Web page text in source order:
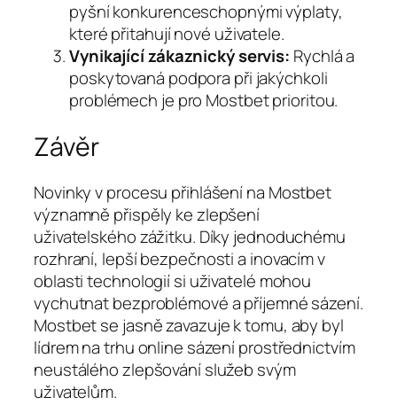
pyšní konkurenceschopnými výplaty,
které přitahují nové uživatele.
Vynikající zákaznický servis: Rychlá a
poskytovaná podpora při jakýchkoli
problémech je pro Mostbet prioritou.
Závěr
Novinky v procesu přihlášení na Mostbet
významně přispěly ke zlepšení
uživatelského zážitku. Díky jednoduchému
rozhraní, lepší bezpečnosti a inovacím v
oblasti technologií si uživatelé mohou
vychutnat bezproblémové a příjemné sázení.
Mostbet se jasně zavazuje k tomu, aby byl
lídrem na trhu online sázení prostřednictvím
neustálého zlepšování služeb svým
uživatelům.